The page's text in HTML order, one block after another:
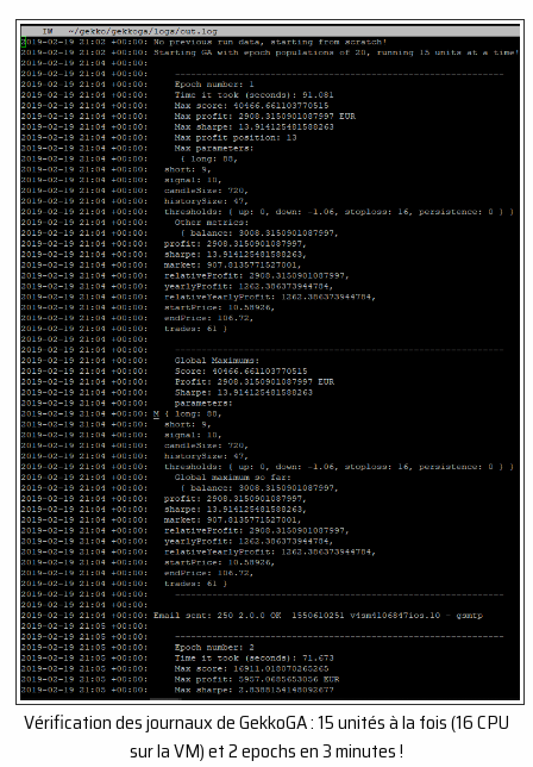
Vérification des journaux de GekkoGA : 15 unités à la fois (16 CPU
sur la VM) et 2 epochs en 3 minutes !